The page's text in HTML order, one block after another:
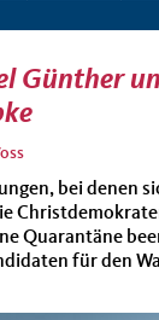
Günther
bei denen
Quarantäne
für den